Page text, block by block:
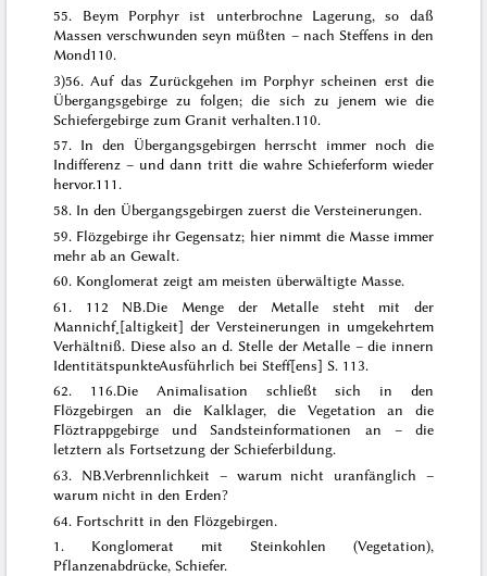
55. Beym Porphyr ist unterbrochne Lagerung, so daß
Massen verschwunden seyn müßten – nach Steffens in den
Mond110.
3)56.Auf das Zurückgehen im Porphyr scheinen erst die
Übergangsgebirge zu folgen; die sich zu jenem wie die
Schiefergebirge zum Granit verhalten.110.
57. In den Übergangsgebirgen herrscht immer noch die
Indifferenz – und dann tritt die wahre Schieferform wieder
hervor.111.
58. In den Übergangsgebirgen zuerst die Versteinerungen.
59. Flözgebirge ihr Gegensatz; hier nimmt die Masse immer
mehr ab an Gewalt.
60. Konglomerat zeigt am meisten überwältigte Masse.
61. 112 NB.Die Menge der Metalle steht mit der
Mannichf˖[altigkeit] der Versteinerungen in umgekehrtem
Verhältniß. Diese also an d. Stelle der Metalle – die innern
IdentitätspunkteAusführlich bei Steff[ens] S. 113.
62. 116.Die Animalisation schließt sich in den
Flözgebirgen an die Kalklager, die Vegetation an die
Flöztrappgebirge und Sandsteinformationen an – die
letztern als Fortsetzung der Schieferbildung.
63. NB.Verbrennlichkeit – warum nicht uranfänglich –
warum nicht in den Erden?
64. Fortschritt in den Flözgebirgen.
1. Konglomerat mit Steinkohlen (Vegetation),
Pflanzenabdrücke, Schiefer.